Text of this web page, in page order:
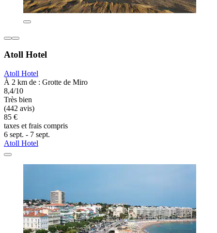
Atoll Hotel
Atoll Hotel
À 2 km de : Grotte de Miro
8,4/10
Très bien
(442 avis)
85 €
taxes et frais compris
6 sept. - 7 sept.
Atoll Hotel